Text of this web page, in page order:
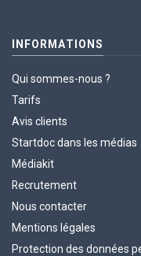
INFORMATIONS
Qui sommes-nous ?
Tarifs
Avis clients
Startdoc dans les médias
Médiakit
Recrutement
Nous contacter
Mentions légales
Protection des données